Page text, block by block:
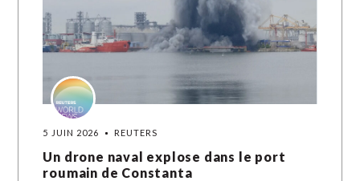
5 JUIN 2026 REUTERS
Un drone naval explose dans le port
roumain de Constanta